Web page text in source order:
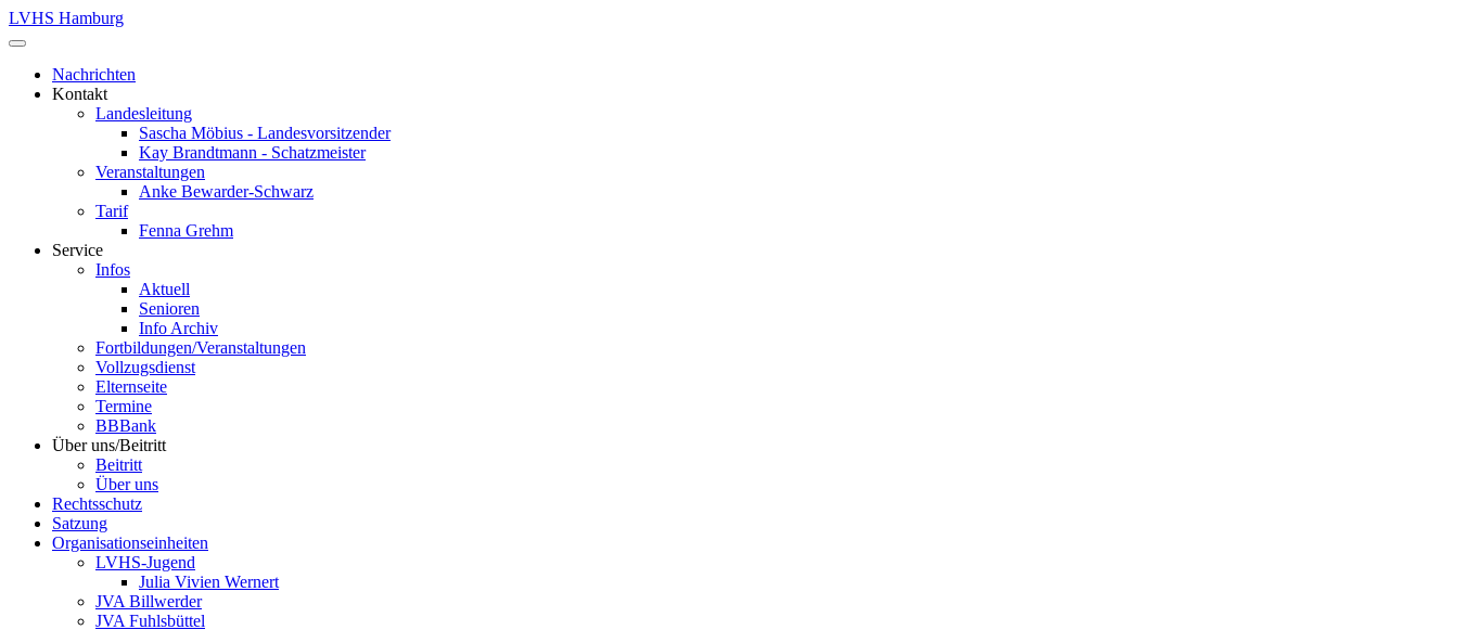
LVHS Hamburg
Nachrichten
Kontakt
Landesleitung
Sascha Möbius - Landesvorsitzender
Kay Brandtmann - Schatzmeister
Veranstaltungen
Anke Bewarder-Schwarz
Tarif
Fenna Grehm
Service
Infos
Aktuell
Senioren
Info Archiv
Fortbildungen/Veranstaltungen
Vollzugsdienst
Elternseite
Termine
BBBank
Über uns/Beitritt
Beitritt
Über uns
Rechtsschutz
Satzung
Organisationseinheiten
LVHS-Jugend
Julia Vivien Wernert
JVA Billwerder
JVA Fuhlsbüttel